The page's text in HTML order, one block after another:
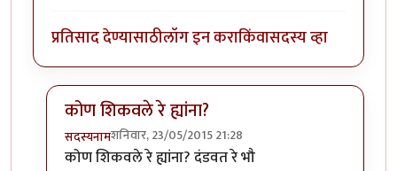
प्रतिसाद देण्यासाठीलॉग इन कराकिंवासदस्य व्हा
कोण शिकवले रे ह्यांना?
सदस्यनामशनिवार, 23/05/2015 21:28
In reply toमला येथे माझ्या कविता, चारोळ्या द्यावयाच्या
कोण शिकवले रे ह्यांना? दंडवत रे भौ